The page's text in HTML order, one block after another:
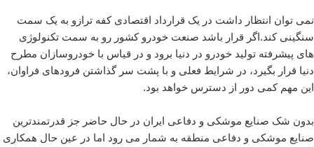
نمی توان انتظار داشت در یک قرارداد اقتصادی کفه ترازو به یک سمت
سنگینی کند.اگر قرار باشد صنعت خودرو کشور رو به سمت تکنولوژی
های پیشرفته تولید خودرو در دنیا برود و در قیاس با خودروسازان مطرح
دنیا قرار بگیرد، در شرایط فعلی و با پشت سر گذاشتن فرودهای فراوان،
این مهم کمی دور از دسترس خواهد بود.
بدون شک صنایع موشکی و دفاعی ایران در حال حاضر جز قدرتمندترین
صنایع موشکی و دفاعی منطقه به شمار می رود اما در عین حال همکاری